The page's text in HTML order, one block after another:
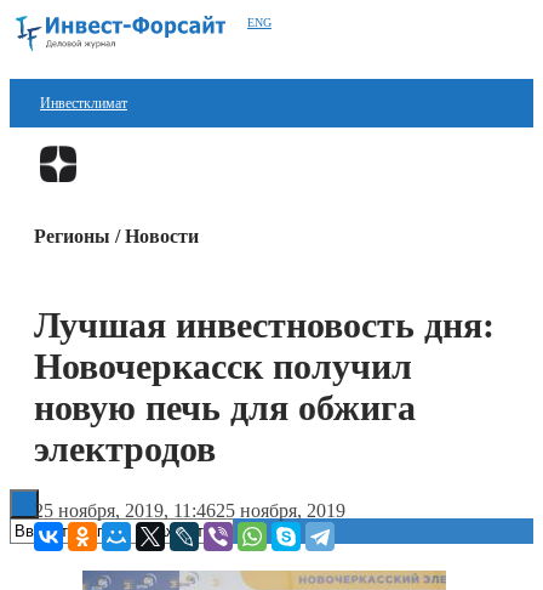
ENG
Инвестклимат
Финансы
Технологии
Книги
Регионы / Новости
Лучшая инвестновость дня:
Новочеркасск получил
новую печь для обжига
электродов
25 ноября, 2019, 11:4625 ноября, 2019